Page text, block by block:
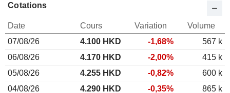
Cotations
Date Cours Variation
Volume
07/08/26
4.100 HKD -1,68%
567 k
06/08/26
4.170 HKD -2,00%
415 k
05/08/26
4.255 HKD -0,82%
600 k
04/08/26
4.290 HKD -0,35%
865 k